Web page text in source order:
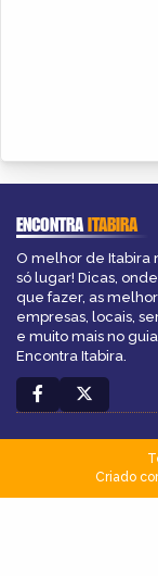
ENCONTRAITABIRA
O melhor de Itabira
só lugar! Dicas,
que fazer, as
empresas, locais,
e muito mais no guia
Encontra Itabira.
Criado